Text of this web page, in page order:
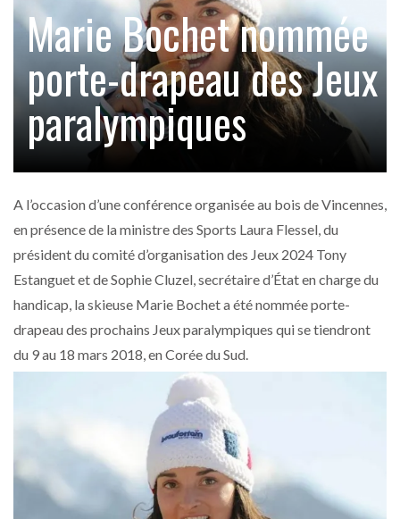
Marie Bochet nommée
porte-drapeau des Jeux
paralympiques
A l’occasion d’une conférence organisée au bois de Vincennes,
en présence de la ministre des Sports Laura Flessel, du
président du comité d’organisation des Jeux 2024 Tony
Estanguet et de Sophie Cluzel, secrétaire d’État en charge du
handicap, la skieuse Marie Bochet a été nommée porte-
drapeau des prochains Jeux paralympiques qui se tiendront
du 9 au 18 mars 2018, en Corée du Sud.